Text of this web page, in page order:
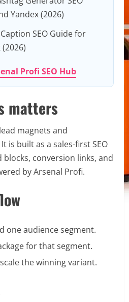
Yandex (2026)
SEO Guide for
Profi SEO Hub
matters
magnets and
is built as a sales-first SEO
conversion links, and
by Arsenal Profi.
one audience segment.
for that segment.
the winning variant.